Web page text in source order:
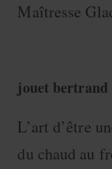
Maîtresse
jouet bertrand
L’art d’être
du chaud au